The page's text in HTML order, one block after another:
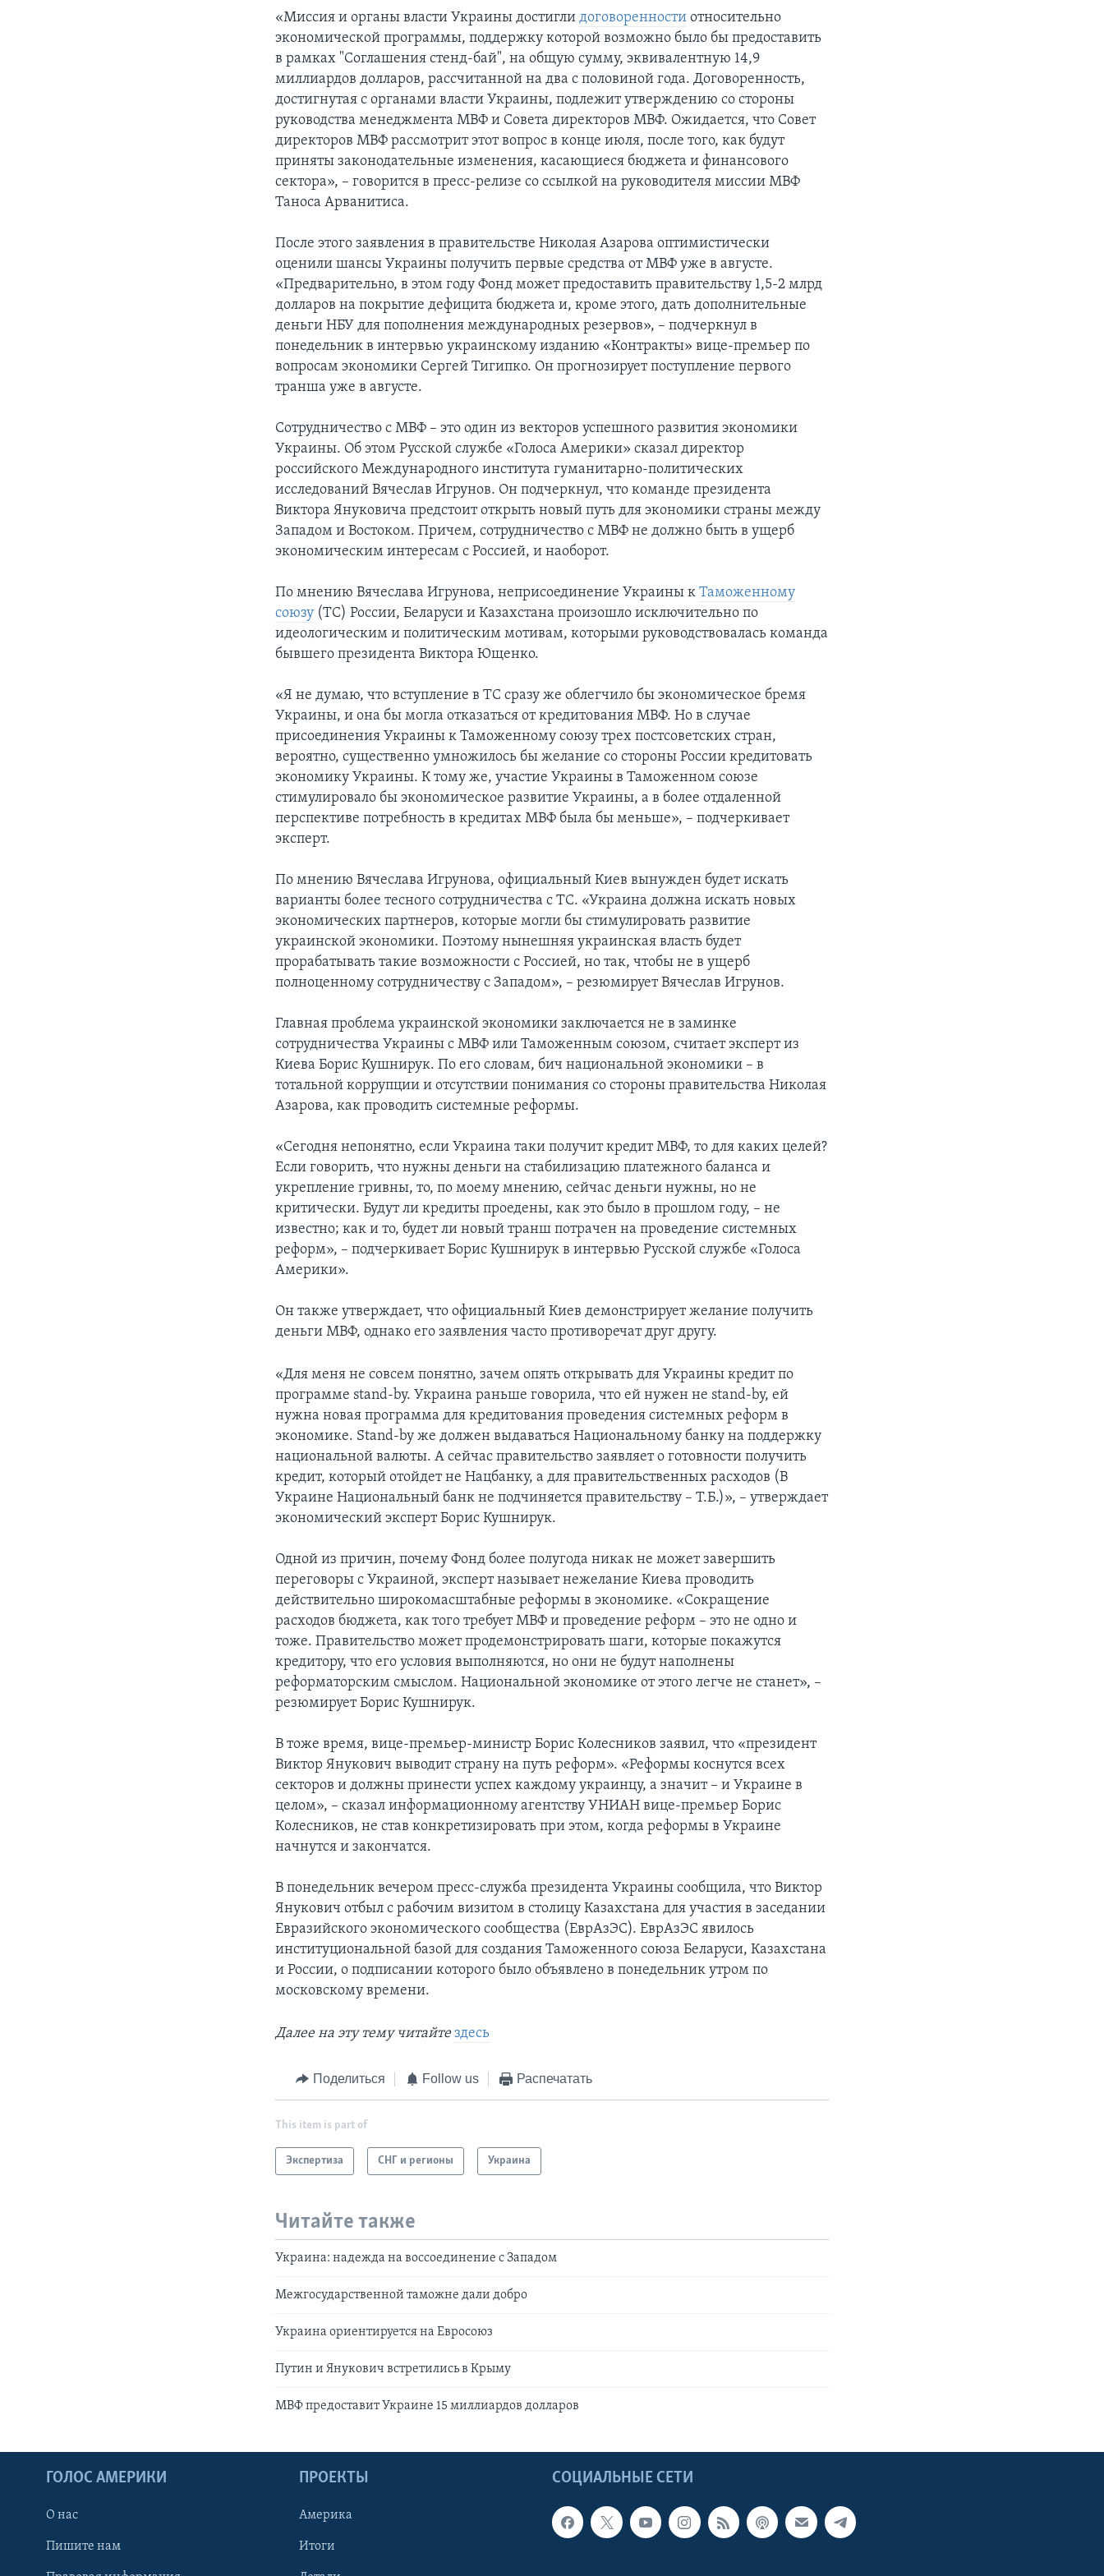
«Миссия и органы власти Украины достиглидоговоренности относительно
экономической программы, поддержку которой возможно было бы предоставить
в рамках "Соглашения стенд-бай", на общую сумму, эквивалентную 14,9
миллиардов долларов, рассчитанной на два с половиной года. Договоренность,
достигнутая с органами власти Украины, подлежит утверждению со стороны
руководства менеджмента МВФ и Совета директоров МВФ. Ожидается, что Совет
директоров МВФ рассмотрит этот вопрос в конце июля, после того, как будут
приняты законодательные изменения, касающиеся бюджета и финансового
сектора», – говорится в пресс-релизе со ссылкой на руководителя миссии МВФ
Таноса Арванитиса.
После этого заявления в правительстве Николая Азарова оптимистически
оценили шансы Украины получить первые средства от МВФ уже в августе.
«Предварительно, в этом году Фонд может предоставить правительству 1,5-2 млрд
долларов на покрытие дефицита бюджета и, кроме этого, дать дополнительные
деньги НБУ для пополнения международных резервов», – подчеркнул в
понедельник в интервью украинскому изданию «Контракты» вице-премьер по
вопросам экономики Сергей Тигипко. Он прогнозирует поступление первого
транша уже в августе.
Сотрудничество с МВФ – это один из векторов успешного развития экономики
Украины. Об этом Русской службе «Голоса Америки» сказал директор
российского Международного института гуманитарно-политических
исследований Вячеслав Игрунов. Он подчеркнул, что команде президента
Виктора Януковича предстоит открыть новый путь для экономики страны между
Западом и Востоком. Причем, сотрудничество с МВФ не должно быть в ущерб
экономическим интересам с Россией, и наоборот.
По мнению Вячеслава Игрунова, неприсоединение Украины кТаможенному
союзу (ТС) России, Беларуси и Казахстана произошло исключительно по
идеологическим и политическим мотивам, которыми руководствовалась команда
бывшего президента Виктора Ющенко.
«Я не думаю, что вступление в ТС сразу же облегчило бы экономическое бремя
Украины, и она бы могла отказаться от кредитования МВФ. Но в случае
присоединения Украины к Таможенному союзу трех постсоветских стран,
вероятно, существенно умножилось бы желание со стороны России кредитовать
экономику Украины. К тому же, участие Украины в Таможенном союзе
стимулировало бы экономическое развитие Украины, а в более отдаленной
перспективе потребность в кредитах МВФ была бы меньше», – подчеркивает
эксперт.
По мнению Вячеслава Игрунова, официальный Киев вынужден будет искать
варианты более тесного сотрудничества с ТС. «Украина должна искать новых
экономических партнеров, которые могли бы стимулировать развитие
украинской экономики. Поэтому нынешняя украинская власть будет
прорабатывать такие возможности с Россией, но так, чтобы не в ущерб
полноценному сотрудничеству с Западом», – резюмирует Вячеслав Игрунов.
Главная проблема украинской экономики заключается не в заминке
сотрудничества Украины с МВФ или Таможенным союзом, считает эксперт из
Киева Борис Кушнирук. По его словам, бич национальной экономики – в
тотальной коррупции и отсутствии понимания со стороны правительства Николая
Азарова, как проводить системные реформы.
«Сегодня непонятно, если Украина таки получит кредит МВФ, то для каких целей?
Если говорить, что нужны деньги на стабилизацию платежного баланса и
укрепление гривны, то, по моему мнению, сейчас деньги нужны, но не
критически. Будут ли кредиты проедены, как это было в прошлом году, – не
известно; как и то, будет ли новый транш потрачен на проведение системных
реформ», – подчеркивает Борис Кушнирук в интервью Русской службе «Голоса
Америки».
Он также утверждает, что официальный Киев демонстрирует желание получить
деньги МВФ, однако его заявления часто противоречат друг другу.
«Для меня не совсем понятно, зачем опять открывать для Украины кредит по
программе stand-by. Украина раньше говорила, что ей нужен не stand-by, ей
нужна новая программа для кредитования проведения системных реформ в
экономике. Stand-by же должен выдаваться Национальному банку на поддержку
национальной валюты. А сейчас правительство заявляет о готовности получить
кредит, который отойдет не Нацбанку, а для правительственных расходов (В
Украине Национальный банк не подчиняется правительству – Т.Б.)», – утверждает
экономический эксперт Борис Кушнирук.
Одной из причин, почему Фонд более полугода никак не может завершить
переговоры с Украиной, эксперт называет нежелание Киева проводить
действительно широкомасштабные реформы в экономике. «Сокращение
расходов бюджета, как того требует МВФ и проведение реформ – это не одно и
тоже. Правительство может продемонстрировать шаги, которые покажутся
кредитору, что его условия выполняются, но они не будут наполнены
реформаторским смыслом. Национальной экономике от этого легче не станет», –
резюмирует Борис Кушнирук.
В тоже время, вице-премьер-министр Борис Колесников заявил, что «президент
Виктор Янукович выводит страну на путь реформ». «Реформы коснутся всех
секторов и должны принести успех каждому украинцу, а значит – и Украине в
целом», – сказал информационному агентству УНИАН вице-премьер Борис
Колесников, не став конкретизировать при этом, когда реформы в Украине
начнутся и закончатся.
В понедельник вечером пресс-служба президента Украины сообщила, что Виктор
Янукович отбыл с рабочим визитом в столицу Казахстана для участия в заседании
Евразийского экономического сообщества (ЕврАзЭС). ЕврАзЭС явилось
институциональной базой для создания Таможенного союза Беларуси, Казахстана
и России, о подписании которого было объявлено в понедельник утром по
московскому времени.
Далее на эту тему читайте здесь
Поделиться Follow us Распечатать
This item is part of
Экспертиза СНГ и регионы Украина
Читайте также
Украина: надежда на воссоединение с Западом
Межгосударственной таможне дали добро
Украина ориентируется на Евросоюз
Путин и Янукович встретились в Крыму
МВФ предоставит Украине 15 миллиардов долларов
СОЦИАЛЬНЫЕ СЕТИ
ГОЛОС АМЕРИКИ
О нас
Пишите нам
ПРОЕКТЫ
Америка
Итоги